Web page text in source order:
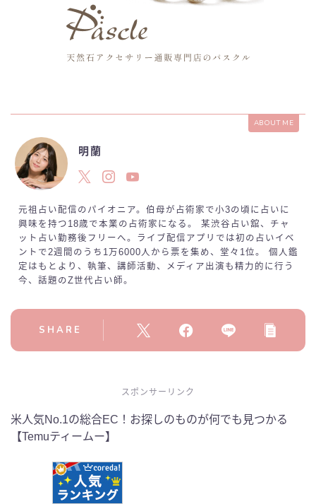
ABOUT ME
明蘭
元祖占い配信のパイオニア。伯母が占術家で小3の頃に占いに
興味を持つ18歳で本業の占術家になる。 某渋谷占い舘、チャ
ット占い勤務後フリーへ。ライブ配信アプリでは初の占いイベ
ントで2週間のうち1万6000人から票を集め、堂々1位。 個人鑑
定はもとより、執筆、講師活動、メディア出演も精力的に行う
今、話題のZ世代占い師。
SHARE
スポンサーリンク
米人気No.1の総合EC！お探しのものが何でも見つかる
【Temuティームー】